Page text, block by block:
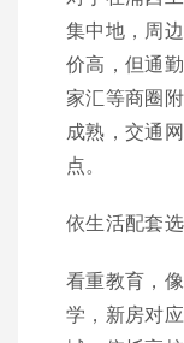
集中地，周
价高，但通
家汇等商圈
成熟，交通
点。
依生活配套选
看重教育，
学，新房对